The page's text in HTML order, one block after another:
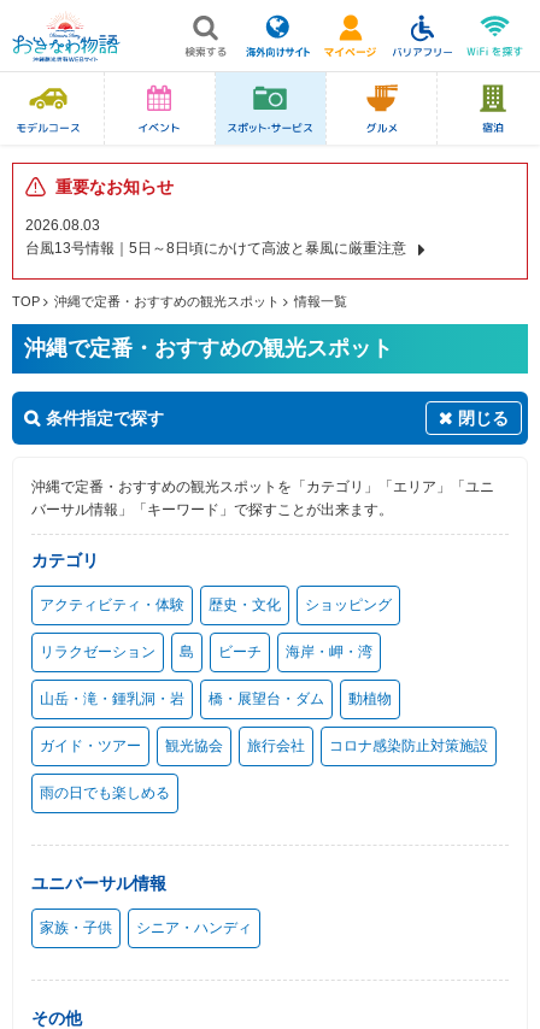
重要なお知らせ
2026.08.03
台風13号情報｜5日～8日頃にかけて高波と暴風に厳重注意
TOP 沖縄で定番・おすすめの観光スポット 情報一覧
沖縄で定番・おすすめの観光スポット
条件指定で探す 閉じる
沖縄で定番・おすすめの観光スポットを「カテゴリ」「エリア」「ユニ
バーサル情報」「キーワード」で探すことが出来ます。
カテゴリ
アクティビティ・体験 歴史・文化 ショッピング
リラクゼーション 島 ビーチ 海岸・岬・湾
山岳・滝・鍾乳洞・岩 橋・展望台・ダム 動植物
ガイド・ツアー 観光協会 旅行会社 コロナ感染防止対策施設
雨の日でも楽しめる
ユニバーサル情報
家族・子供 シニア・ハンディ
その他